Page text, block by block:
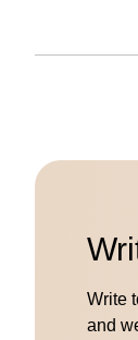
Write
and